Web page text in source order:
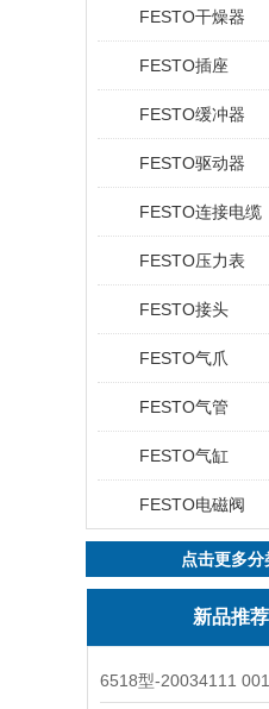
FESTO干燥器
FESTO插座
FESTO缓冲器
FESTO驱动器
FESTO连接电缆
FESTO压力表
FESTO接头
FESTO气爪
FESTO气管
FESTO气缸
FESTO电磁阀
点击更多分
新品推荐